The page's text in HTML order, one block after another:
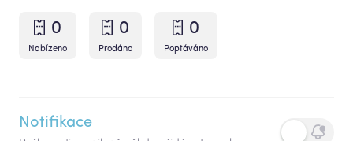
0
Nabízeno
0
Prodáno
0
Poptáváno
Notifikace